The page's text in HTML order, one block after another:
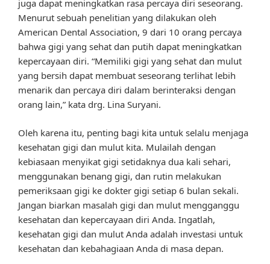
juga dapat meningkatkan rasa percaya diri seseorang.
Menurut sebuah penelitian yang dilakukan oleh
American Dental Association, 9 dari 10 orang percaya
bahwa gigi yang sehat dan putih dapat meningkatkan
kepercayaan diri. “Memiliki gigi yang sehat dan mulut
yang bersih dapat membuat seseorang terlihat lebih
menarik dan percaya diri dalam berinteraksi dengan
orang lain,” kata drg. Lina Suryani.
Oleh karena itu, penting bagi kita untuk selalu menjaga
kesehatan gigi dan mulut kita. Mulailah dengan
kebiasaan menyikat gigi setidaknya dua kali sehari,
menggunakan benang gigi, dan rutin melakukan
pemeriksaan gigi ke dokter gigi setiap 6 bulan sekali.
Jangan biarkan masalah gigi dan mulut mengganggu
kesehatan dan kepercayaan diri Anda. Ingatlah,
kesehatan gigi dan mulut Anda adalah investasi untuk
kesehatan dan kebahagiaan Anda di masa depan.